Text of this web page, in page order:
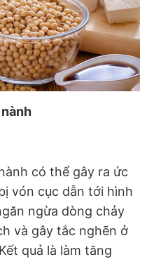
có thể gây ra ức
vón cục dẫn tới hình
ngừa dòng chảy
và gây tắc nghẽn ở
quả là làm tăng